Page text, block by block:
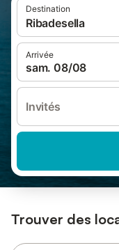
Destination
Ribadesella
Arrivée
sam. 08/08
Invités
Trouver des